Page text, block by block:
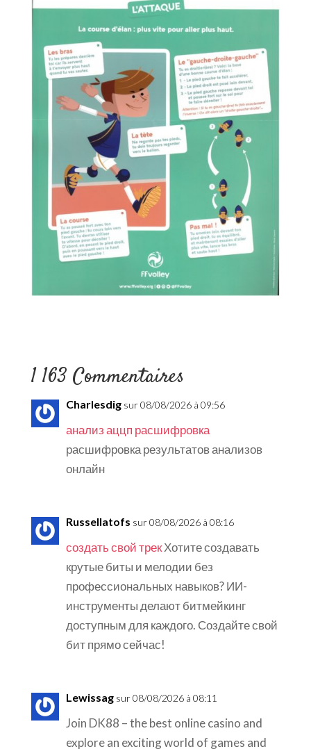
1 163 Commentaires
Charlesdig sur 08/08/2026 à 09:56
анализ аццп расшифровка
расшифровка результатов анализов
онлайн
Russellatofs sur 08/08/2026 à 08:16
создать свой трекХотите создавать
крутые биты и мелодии без
профессиональных навыков? ИИ-
инструменты делают битмейкинг
доступным для каждого. Создайте свой
бит прямо сейчас!
Lewissag sur 08/08/2026 à 08:11
Join DK88 – the best online casino and
explore an exciting world of games and